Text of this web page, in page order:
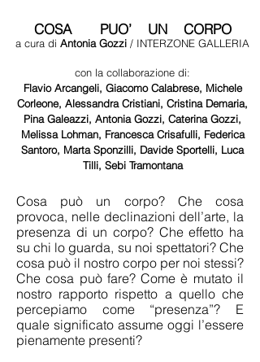
COSA PUO’ UN CORPO
a cura di Antonia Gozzi / INTERZONE GALLERIA
con la collaborazione di:
Flavio Arcangeli, Giacomo Calabrese, Michele
Corleone, Alessandra Cristiani, Cristina Demaria,
Pina Galeazzi, Antonia Gozzi, Caterina Gozzi,
Melissa Lohman, Francesca Crisafulli, Federica
Santoro, Marta Sponzilli, Davide Sportelli, Luca
Tilli, Sebi Tramontana
Cosa può un corpo? Che cosa
provoca, nelle declinazioni dell’arte, la
presenza di un corpo? Che effetto ha
su chi lo guarda, su noi spettatori? Che
cosa può il nostro corpo per noi stessi?
Che cosa può fare? Come è mutato il
nostro rapporto rispetto a quello che
percepiamo come “presenza”? E
quale significato assume oggi l’essere
pienamente presenti?